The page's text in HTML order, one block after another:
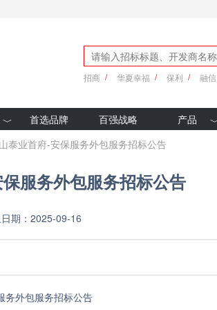
招商 华夏幸福 保利 融信
首选品牌 百强战略
产品
优采产品库
泰业首府-安保服务外包服务招标公告
服务外包服务招标公告
期： 2025-09-16
务外包服务招标公告